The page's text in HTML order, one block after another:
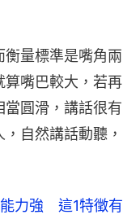
量標準是嘴角兩
算嘴巴較大，若再
圓滑，講話很有
自然講話動聽，
力強 這1特徵有